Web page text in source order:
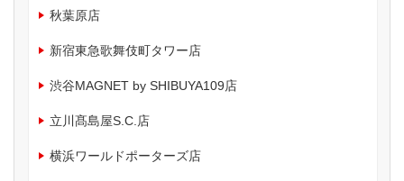
秋葉原店
新宿東急歌舞伎町タワー店
渋谷MAGNET by SHIBUYA109店
立川髙島屋S.C.店
横浜ワールドポーターズ店